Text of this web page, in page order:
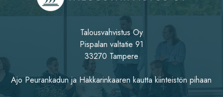
Talousvahvistus Oy
Pispalan valtatie 91
33270 Tampere
Ajo Peurankadun ja Hakkarinkaaren kautta kiinteistön pihaan